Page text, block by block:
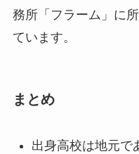
務所「フラーム」に
ています。
まとめ
出身高校は地元で